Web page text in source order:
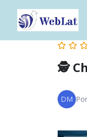
🕵️
DM Por